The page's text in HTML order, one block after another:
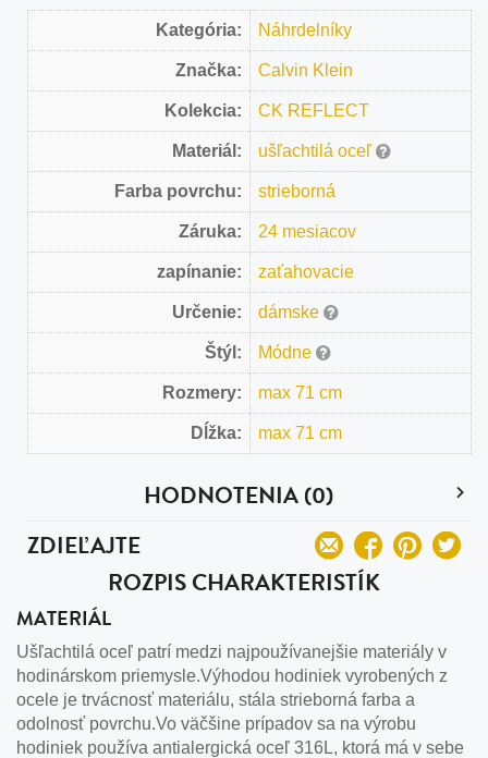
Kategória: Náhrdelníky
Značka: Calvin Klein
Kolekcia: CK REFLECT
Materiál: ušľachtilá oceľ
Farba povrchu: strieborná
Záruka: 24 mesiacov
zapínanie: zaťahovacie
Určenie: dámske
Štýl: Módne
Rozmery: max 71 cm
Dĺžka: max 71 cm
HODNOTENIA (0)
ZDIEĽAJTE
ROZPIS CHARAKTERISTÍK
MATERIÁL
Ušľachtilá oceľ patrí medzi najpoužívanejšie materiály v
hodinárskom priemysle.Výhodou hodiniek vyrobených z
ocele je trvácnosť materiálu, stála strieborná farba a
odolnosť povrchu.Vo väčšine prípadov sa na výrobu
hodiniek používa antialergická oceľ 316L, ktorá má v sebe